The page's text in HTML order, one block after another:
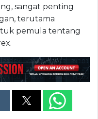
sangat penting
terutama
pemula tentang